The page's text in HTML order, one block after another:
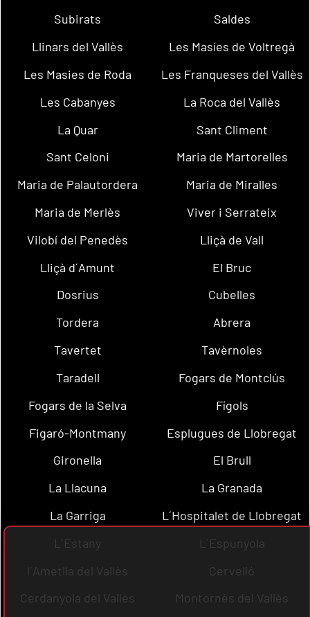
Subirats
Saldes
Llinars del Vallès
Les Masíes de Voltregà
Les Masies de Roda
Les Franqueses del Vallès
Les Cabanyes
La Roca del Vallès
La Quar
Sant Climent
Sant Celoni
Maria de Martorelles
Maria de Palautordera
Maria de Miralles
Maria de Merlès
Viver i Serrateix
Vilobí del Penedès
Lliçà de Vall
Lliçà d´Amunt
El Bruc
Dosrius
Cubelles
Tordera
Abrera
Tavertet
Tavèrnoles
Taradell
Fogars de Montclús
Fogars de la Selva
Fígols
Figaró-Montmany
Esplugues de Llobregat
Gironella
El Brull
La Llacuna
La Granada
La Garriga
L´Hospitalet de Llobregat
L´Estany
L´Espunyola
l´Ametlla del Vallès
Cervelló
Cerdanyola del Vallès
Montornès del Vallès